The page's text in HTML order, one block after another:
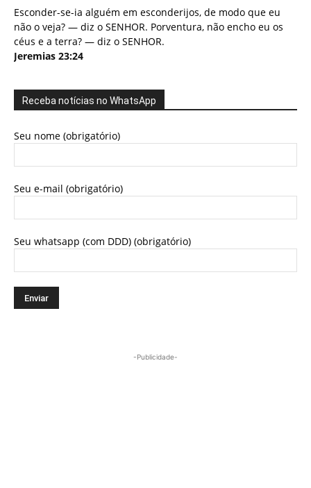
Esconder-se-ia alguém em esconderijos, de modo que eu
não o veja? — diz o SENHOR. Porventura, não encho eu os
céus e a terra? — diz o SENHOR.
Jeremias 23:24
Receba notícias no WhatsApp
Seu nome (obrigatório)
Seu e-mail (obrigatório)
Seu whatsapp (com DDD) (obrigatório)
-Publicidade-